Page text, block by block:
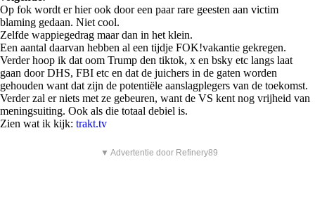
Op fok wordt er hier ook door een paar rare geesten aan victim
blaming gedaan. Niet cool.
Zelfde wappiegedrag maar dan in het klein.
Een aantal daarvan hebben al een tijdje FOK!vakantie gekregen.
Verder hoop ik dat oom Trump den tiktok, x en bsky etc langs laat
gaan door DHS, FBI etc en dat de juichers in de gaten worden
gehouden want dat zijn de potentiële aanslagplegers van de toekomst.
Verder zal er niets met ze gebeuren, want de VS kent nog vrijheid van
meningsuiting. Ook als die totaal debiel is.
Zien wat ik kijk: trakt.tv
▼ Advertentie door Refinery89